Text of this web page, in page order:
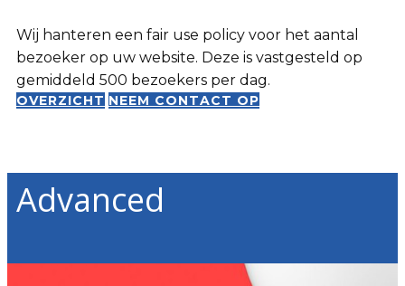
Wij hanteren een fair use policy voor het aantal
bezoeker op uw website. Deze is vastgesteld op
gemiddeld 500 bezoekers per dag.
OVERZICHT NEEM CONTACT OP
Advanced